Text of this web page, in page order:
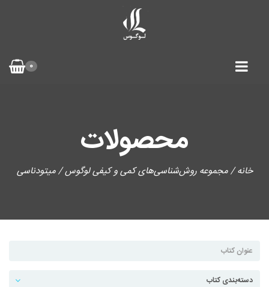
0
محصولات
خانه/مجموعه روش‌شناسی‌های کمی و کیفی لوگوس/ میتودناسی